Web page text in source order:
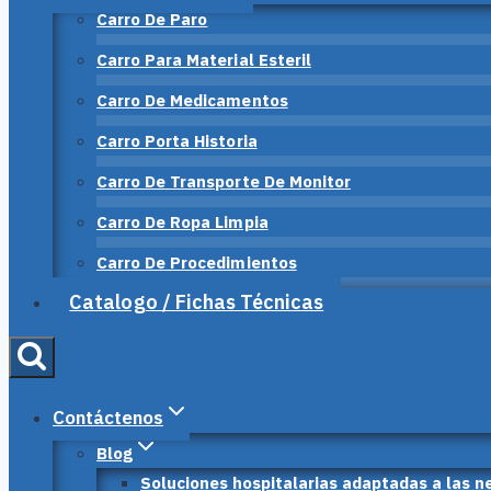
Carro De Paro
Carro Para Material Esteril
Carro De Medicamentos
Carro Porta Historia
Carro De Transporte De Monitor
Carro De Ropa Limpia
Carro De Procedimientos
Catalogo / Fichas Técnicas
Contáctenos
Blog
Soluciones hospitalarias adaptadas a las